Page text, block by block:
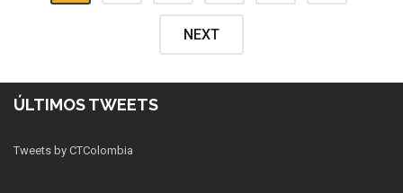
NEXT
ÚLTIMOS TWEETS
Tweets by CTColombia